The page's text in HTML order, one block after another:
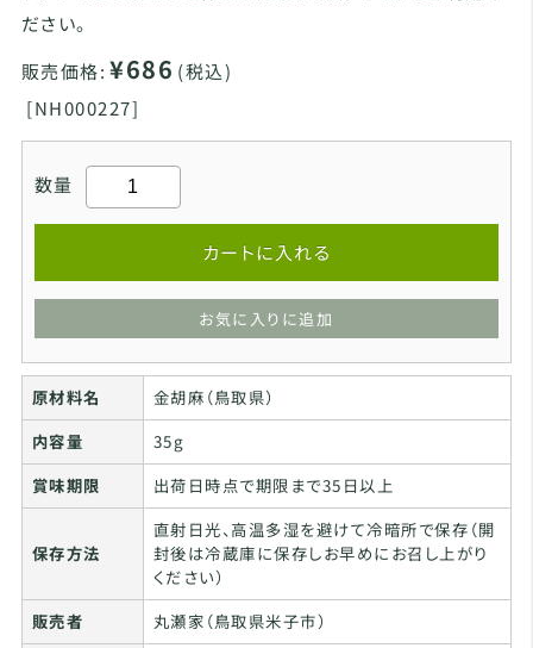
ださい。
販売価格: ¥686 (税込)
[NH000227]
数量
カートに入れる
お気に入りに追加
原材料名
金胡麻（鳥取県）
内容量
35g
賞味期限
出荷日時点で期限まで35日以上
保存方法
直射日光、高温多湿を避けて冷暗所で保存（開
封後は冷蔵庫に保存しお早めにお召し上がり
ください）
販売者
丸瀬家（鳥取県米子市）